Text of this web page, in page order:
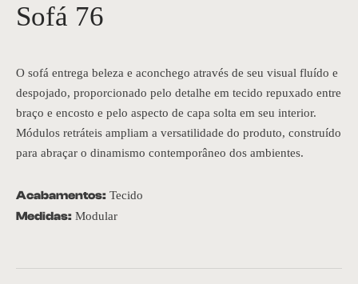
Sofá 76
O sofá entrega beleza e aconchego através de seu visual fluído e
despojado, proporcionado pelo detalhe em tecido repuxado entre
braço e encosto e pelo aspecto de capa solta em seu interior.
Módulos retráteis ampliam a versatilidade do produto, construído
para abraçar o dinamismo contemporâneo dos ambientes.
Acabamentos: Tecido
Medidas: Modular